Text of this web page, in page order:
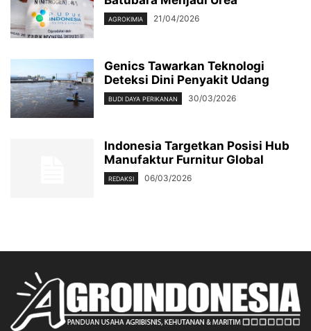
AGROKIMIA 21/04/2026
Genics Tawarkan Teknologi
Deteksi Dini Penyakit Udang
BUDI DAYA PERIKANAN 30/03/2026
Indonesia Targetkan Posisi Hub
Manufaktur Furnitur Global
REDAKSI 06/03/2026